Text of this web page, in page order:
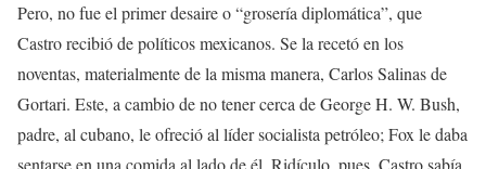
Pero, no fue el primer desaire o “grosería diplomática”, que
Castro recibió de políticos mexicanos. Se la recetó en los
noventas, materialmente de la misma manera, Carlos Salinas de
Gortari. Este, a cambio de no tener cerca de George H. W. Bush,
padre, al cubano, le ofreció al líder socialista petróleo; Fox le daba
sentarse en una comida al lado de él. Ridículo, pues. Castro sabía